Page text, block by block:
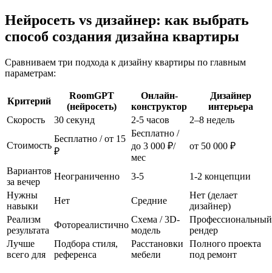
Нейросеть vs дизайнер: как выбрать
способ создания дизайна квартиры
Сравниваем три подхода к дизайну квартиры по главным
параметрам:
Критерий
RoomGPT
(нейросеть)
Онлайн-
конструктор
Дизайнер
интерьера
Скорость
30 секунд 2-5 часов 2–8 недель
Стоимость
Бесплатно / от 15
₽
Бесплатно /
до 3 000 ₽/
мес
от 50 000 ₽
Вариантов
за вечер
Неограниченно 3-5
1-2 концепции
Нужны
навыки
Нет Средние
Нет (делает
дизайнер)
Реализм
результата
Фотореалистично
Схема / 3D-
модель
Профессиональный
рендер
Лучше
всего для
Подбора стиля,
референса
Расстановки
мебели
Полного проекта
под ремонт